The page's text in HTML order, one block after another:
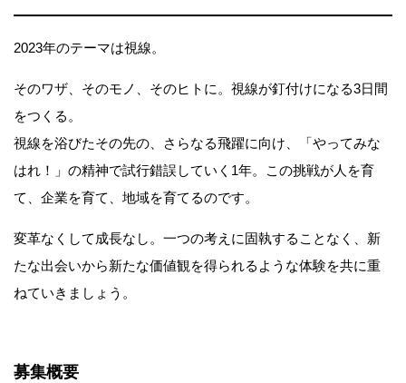
2023年のテーマは視線。
そのワザ、そのモノ、そのヒトに。視線が釘付けになる3日間
をつくる。
視線を浴びたその先の、さらなる飛躍に向け、「やってみな
はれ！」の精神で試行錯誤していく1年。この挑戦が人を育
て、企業を育て、地域を育てるのです。
変革なくして成長なし。一つの考えに固執することなく、新
たな出会いから新たな価値観を得られるような体験を共に重
ねていきましょう。
募集概要